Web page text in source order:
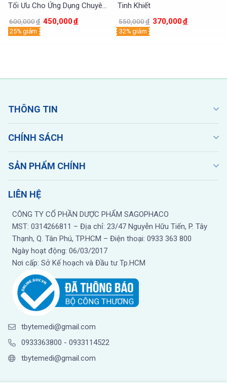
Tối Ưu Cho Ứng Dụng Chuyên
600,000đ 450,000đ
25% giảm
Tinh Khiết
550,000đ 370,000đ
32% giảm
THÔNG TIN
CHÍNH SÁCH
SẢN PHẨM CHÍNH
LIÊN HỆ
CÔNG TY CỔ PHẦN DƯỢC PHẨM SAGOPHACO
MST: 0314266811 – Địa chỉ: 23/47 Nguyễn Hữu Tiến, P. Tây
Thạnh, Q. Tân Phú, TP.HCM – Điện thoại: 0933 363 800
Ngày hoạt động: 06/03/2017
Nơi cấp: Sở Kế hoạch và Đầu tư Tp.HCM
tbytemedi@gmail.com
0933363800 - 0933114522
tbytemedi@gmail.com